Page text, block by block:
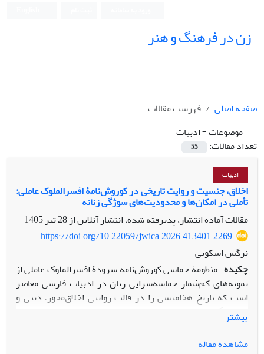
زن در فرهنگ و هنر
صفحه اصلی
فهرست مقالات
موضوعات =ادبیات
تعداد مقالات:
55
ادبیات
اخلاق، جنسیت و روایت تاریخی در کوروش‌نامۀ افسرالملوک عاملی:
تأملی در امکان‌ها و محدودیت‌های سوژگی زنانه
مقالات آماده انتشار، پذیرفته شده، انتشار آنلاین از28 تیر 1405
https://doi.org/10.22059/jwica.2026.413401.2269
نرگس اسکویی
چکیده منظومۀ حماسی کوروش‌نامه سرودۀ افسرالملوک عاملی از
نمونه‌های کم‌شمار حماسه‌سرایی زنان در ادبیات فارسی معاصر
است که تاریخ هخامنشی را در قالب روایتی اخلاق‌محور، دینی و
باستان‌گرا بازپردازی می‌کند و از این حیث در تقاطع ادبیات،
تاریخ‌نگاری و بازنمایی جنسیت قرار می‌گیرد. مسئلۀ اصلی این
پژوهش آن است که شاعری زن، در مواجهه با ژانری مردمحور و
بیشتر
مشاهده مقاله